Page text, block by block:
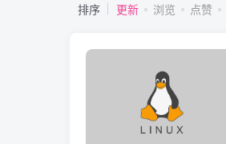
排序 更新 浏览 点赞